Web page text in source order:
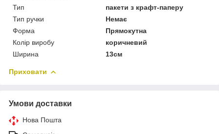
Тип
пакети з крафт-паперу
Тип ручки
Немає
Форма
Прямокутна
Колір виробу
коричневий
Ширина
13см
Приховати
Умови доставки
Нова Пошта